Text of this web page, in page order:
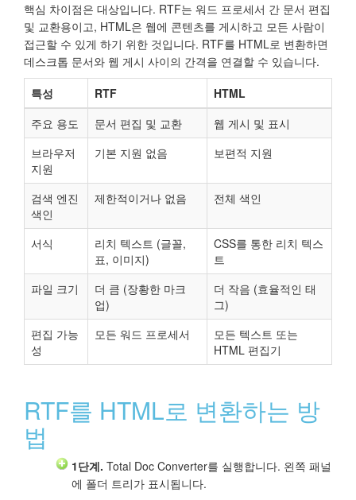
핵심 차이점은 대상입니다. RTF는 워드 프로세서 간 문서 편집
및 교환용이고, HTML은 웹에 콘텐츠를 게시하고 모든 사람이
접근할 수 있게 하기 위한 것입니다. RTF를 HTML로 변환하면
데스크톱 문서와 웹 게시 사이의 간격을 연결할 수 있습니다.
특성
RTF
HTML
주요 용도
문서 편집 및 교환
웹 게시 및 표시
브라우저
지원
기본 지원 없음 보편적 지원
검색 엔진
색인
제한적이거나 없음 전체 색인
서식
리치 텍스트 (글꼴,
표, 이미지)
CSS를 통한 리치 텍스
트
파일 크기
더 큼 (장황한 마크
업)
더 작음 (효율적인 태
그)
편집 가능
성
모든 워드 프로세서
모든 텍스트 또는
HTML 편집기
RTF를 HTML로 변환하는 방
법
1단계. Total Doc Converter를 실행합니다. 왼쪽 패널
에 폴더 트리가 표시됩니다.